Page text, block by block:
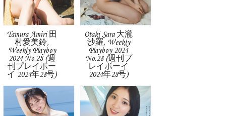
Tamura Amiri 田
村愛美鈴,
Weekly Playboy
2024 No.28 (週
刊プレイボー
イ 2024年28号)
Otaki Sara 大瀧
沙羅, Weekly
Playboy 2024
No.28 (週刊プ
レイボーイ
2024年28号)